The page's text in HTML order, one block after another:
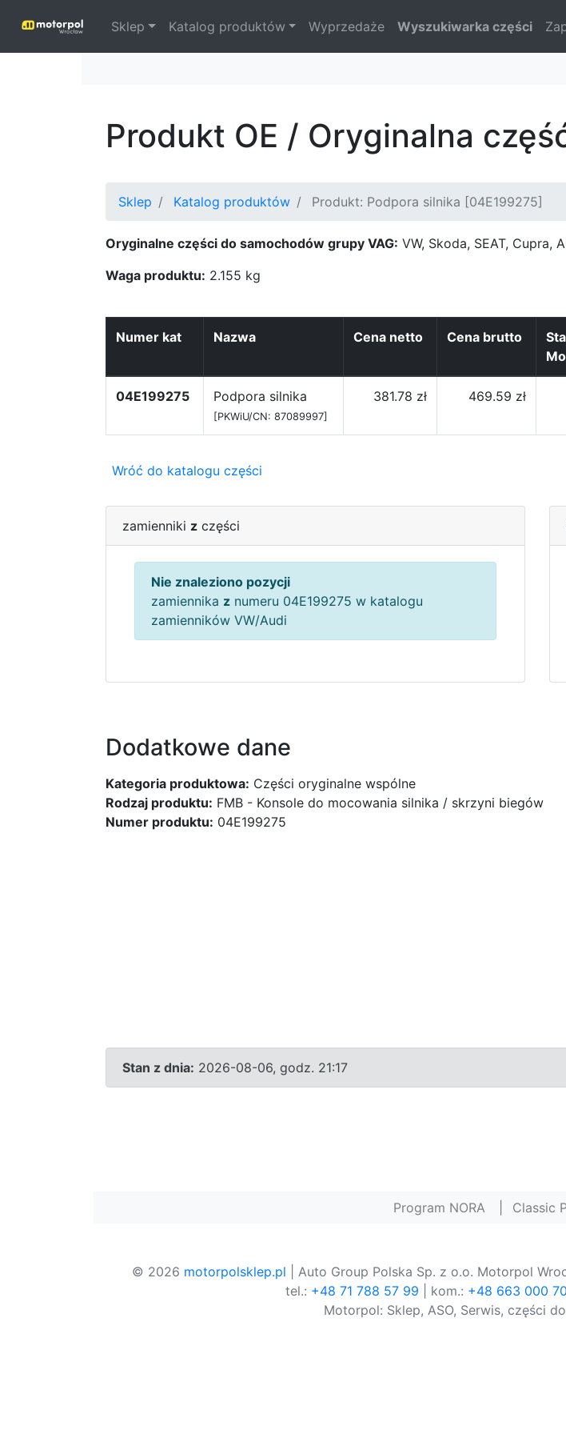
Sklep Katalog produktów Wyprzedaże Wyszukiwarka części
Produkt OE / Oryginalna
Sklep Katalog produktów Produkt: Podpora silnika [04E199275]
Oryginalne części do samochodów grupy VAG: VW, Skoda, SEAT, Cupra,
Waga produktu: 2.155 kg
Numer kat Nazwa Cena netto Cena brutto
04E199275 Podpora silnika
[PKWiU/CN: 87089997]
381.78 zł 469.59 zł
Wróć do katalogu części
zamienniki z części
Nie znaleziono pozycji
zamiennika z numeru 04E199275 w katalogu
zamienników VW/Audi
Dodatkowe dane
Kategoria produktowa: Części oryginalne wspólne
Rodzaj produktu: FMB - Konsole do mocowania silnika / skrzyni biegów
Numer produktu: 04E199275
Stan z dnia: 2026-08-06, godz. 21:17
Program NORA Classic
© 2026 motorpolsklep.pl | Auto Group Polska Sp. z o.o. Motorpol
tel.: +48 71 788 57 99 | kom.: +48 663 000
Motorpol: Sklep, ASO, Serwis, części